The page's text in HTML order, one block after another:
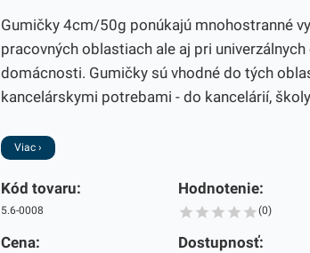
Gumičky 4cm/50g ponúkajú mnohostranné
pracovných oblastiach ale aj pri
domácnosti. Gumičky sú vhodné do tých
kancelárskymi potrebami - do kancelárií,
Viac ›
Kód tovaru:
5.6-0008
Hodnotenie:
(0)
Cena: Dostupnosť: